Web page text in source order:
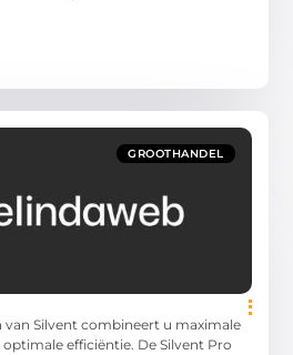
GROOTHANDEL
Silvent combineert u maximale
efficiëntie. De Silvent Pro